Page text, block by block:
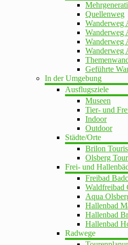
Quellenweg
Wanderweg
Wanderweg
Wanderweg
Wanderweg
Geführte
In der Umgebung
Ausflugsziele
Museen
Tier- und
Indoor
Outdoor
Städte/Orte
Brilon
Olsberg
Frei- und
Freibad
Waldfreibad
Aqua
Hallenbad
Hallenbad
Hallenbad
Radwege